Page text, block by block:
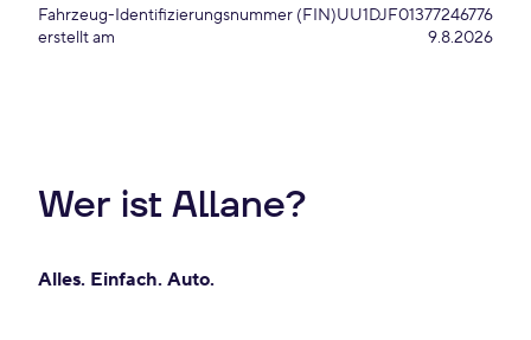
Fahrzeug-Identifizierungsnummer (FIN)UU1DJF01377246776
erstellt am
9.8.2026
Wer ist Allane?
Alles. Einfach. Auto.